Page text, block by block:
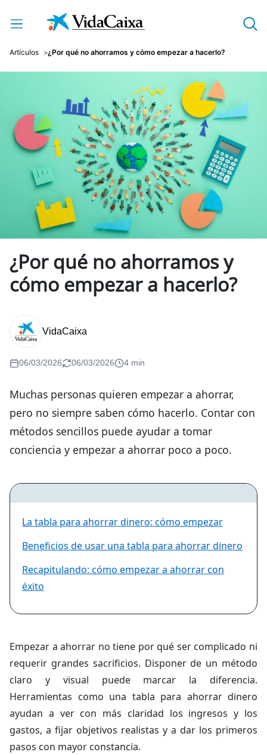
Saltar al contenido principal
Artículos ¿Por qué no ahorramos y cómo empezar a hacerlo?
¿Por qué no ahorramos y
cómo empezar a hacerlo?
VidaCaixa
06/03/2026 06/03/2026 4 min
Muchas personas quieren empezar a ahorrar,
pero no siempre saben cómo hacerlo. Contar con
métodos sencillos puede ayudar a tomar
conciencia y empezar a ahorrar poco a poco.
La tabla para ahorrar dinero: cómo empezar
Beneficios de usar una tabla para ahorrar dinero
Recapitulando: cómo empezar a ahorrar con
éxito
Empezar a ahorrar no tiene por qué ser complicado ni
requerir grandes sacrificios. Disponer de un método
claro y visual puede marcar la diferencia.
Herramientas como una tabla para ahorrar dinero
ayudan a ver con más claridad los ingresos y los
gastos, a fijar objetivos realistas y a dar los primeros
pasos con mayor constancia.